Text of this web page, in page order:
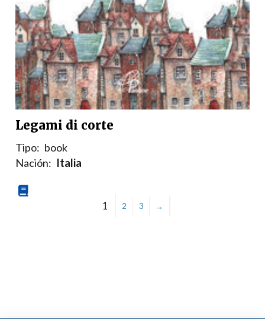
Legami di corte
Tipo: book
Nación: Italia
1 2 3 →